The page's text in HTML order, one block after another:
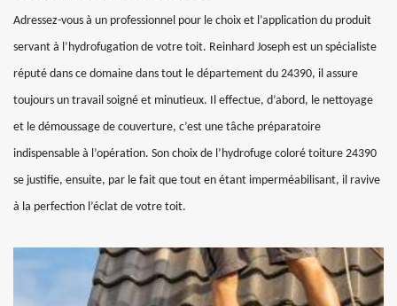
Adressez-vous à un professionnel pour le choix et l’application du produit
servant à l’hydrofugation de votre toit. Reinhard Joseph est un spécialiste
réputé dans ce domaine dans tout le département du 24390, il assure
toujours un travail soigné et minutieux. Il effectue, d’abord, le nettoyage
et le démoussage de couverture, c’est une tâche préparatoire
indispensable à l’opération. Son choix de l’hydrofuge coloré toiture 24390
se justifie, ensuite, par le fait que tout en étant imperméabilisant, il ravive
à la perfection l’éclat de votre toit.